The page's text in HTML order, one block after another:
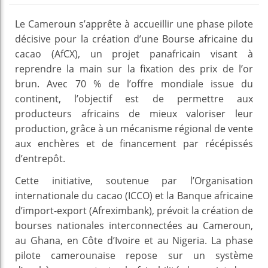
Le Cameroun s’apprête à accueillir une phase pilote
décisive pour la création d’une Bourse africaine du
cacao (AfCX), un projet panafricain visant à
reprendre la main sur la fixation des prix de l’or
brun. Avec 70 % de l’offre mondiale issue du
continent, l’objectif est de permettre aux
producteurs africains de mieux valoriser leur
production, grâce à un mécanisme régional de vente
aux enchères et de financement par récépissés
d’entrepôt.
Cette initiative, soutenue par l’Organisation
internationale du cacao (ICCO) et la Banque africaine
d’import-export (Afreximbank), prévoit la création de
bourses nationales interconnectées au Cameroun,
au Ghana, en Côte d’Ivoire et au Nigeria. La phase
pilote camerounaise repose sur un système